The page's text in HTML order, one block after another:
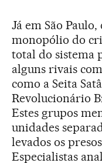
Já em São
monopólio do
total do sistema
alguns rivais
como a Seita
Revolucionário
Estes grupos
unidades
levados os
Especialistas